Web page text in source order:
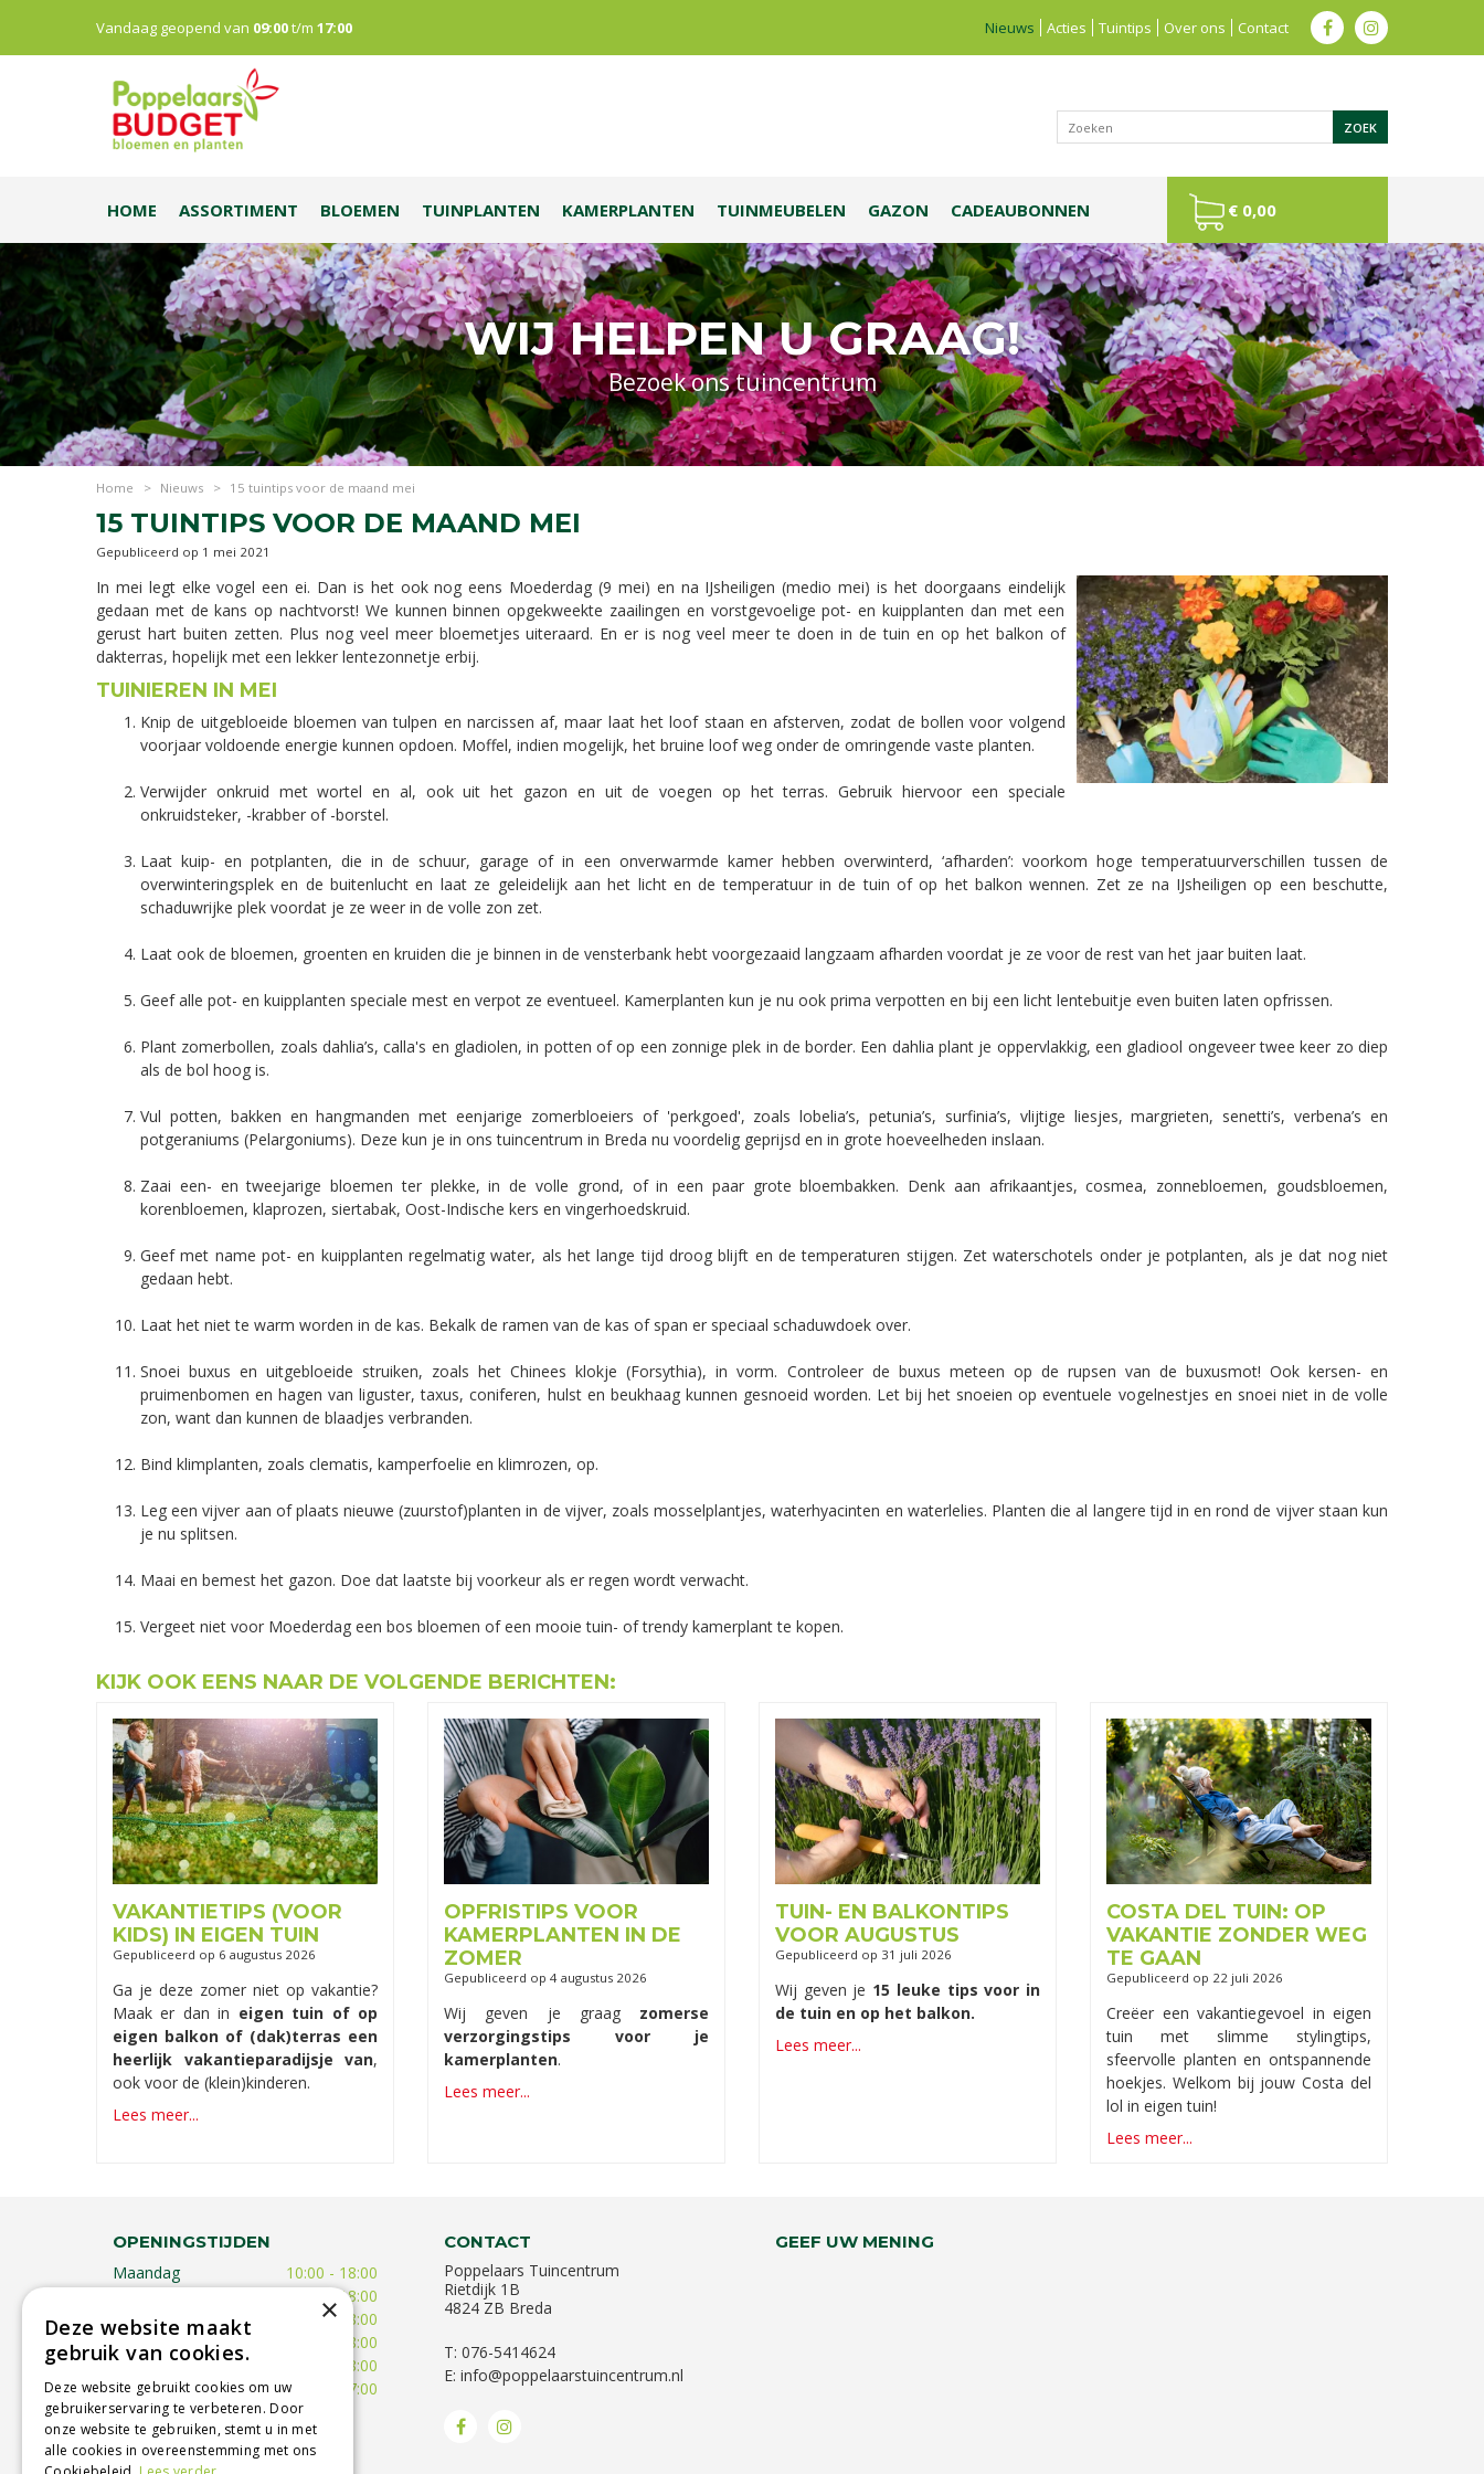
WIJ HELPEN U GRAAG!
Bezoek ons tuincentrum
Home > Nieuws > 15 tuintips voor de maand mei
Vandaag geopend van 09:00t/m 17:00 Nieuws Acties Tuintips Over ons Contact
HOME ASSORTIMENT BLOEMEN TUINPLANTEN KAMERPLANTEN TUINMEUBELEN GAZON CADEAUBONNEN € 0,00
15 TUINTIPS VOOR DE MAAND MEI
Gepubliceerd op 1 mei 2021
In mei legt elke vogel een ei. Dan is het ook nog eens Moederdag (9 mei) en na IJsheiligen (medio mei) is het doorgaans eindelijk
gedaan met de kans op nachtvorst! We kunnen binnen opgekweekte zaailingen en vorstgevoelige pot- en kuipplanten dan met een
gerust hart buiten zetten. Plus nog veel meer bloemetjes uiteraard. En er is nog veel meer te doen in de tuin en op het balkon of
dakterras, hopelijk met een lekker lentezonnetje erbij.
TUINIEREN IN MEI
Knip de uitgebloeide bloemen van tulpen en narcissen af, maar laat het loof staan en afsterven, zodat de bollen voor volgend
voorjaar voldoende energie kunnen opdoen. Moffel, indien mogelijk, het bruine loof weg onder de omringende vaste planten.
Verwijder onkruid met wortel en al, ook uit het gazon en uit de voegen op het terras. Gebruik hiervoor een speciale
onkruidsteker, -krabber of -borstel.
Laat kuip- en potplanten, die in de schuur, garage of in een onverwarmde kamer hebben overwinterd, ‘afharden’: voorkom hoge temperatuurverschillen tussen de
overwinteringsplek en de buitenlucht en laat ze geleidelijk aan het licht en de temperatuur in de tuin of op het balkon wennen. Zet ze na IJsheiligen op een beschutte,
schaduwrijke plek voordat je ze weer in de volle zon zet.
Laat ook de bloemen, groenten en kruiden die je binnen in de vensterbank hebt voorgezaaid langzaam afharden voordat je ze voor de rest van het jaar buiten laat.
Geef alle pot- en kuipplanten speciale mest en verpot ze eventueel. Kamerplanten kun je nu ook prima verpotten en bij een licht lentebuitje even buiten laten opfrissen.
Plant zomerbollen, zoals dahlia’s, calla's en gladiolen, in potten of op een zonnige plek in de border. Een dahlia plant je oppervlakkig, een gladiool ongeveer twee keer zo diep
als de bol hoog is.
Vul potten, bakken en hangmanden met eenjarige zomerbloeiers of 'perkgoed', zoals lobelia’s, petunia’s, surfinia’s, vlijtige liesjes, margrieten, senetti’s, verbena’s en
potgeraniums (Pelargoniums). Deze kun je in ons tuincentrum in Breda nu voordelig geprijsd en in grote hoeveelheden inslaan.
Zaai een- en tweejarige bloemen ter plekke, in de volle grond, of in een paar grote bloembakken. Denk aan afrikaantjes, cosmea, zonnebloemen, goudsbloemen,
korenbloemen, klaprozen, siertabak, Oost-Indische kers en vingerhoedskruid.
Geef met name pot- en kuipplanten regelmatig water, als het lange tijd droog blijft en de temperaturen stijgen. Zet waterschotels onder je potplanten, als je dat nog niet
gedaan hebt.
Laat het niet te warm worden in de kas. Bekalk de ramen van de kas of span er speciaal schaduwdoek over.
Snoei buxus en uitgebloeide struiken, zoals het Chinees klokje (Forsythia), in vorm. Controleer de buxus meteen op de rupsen van de buxusmot! Ook kersen- en
pruimenbomen en hagen van liguster, taxus, coniferen, hulst en beukhaag kunnen gesnoeid worden. Let bij het snoeien op eventuele vogelnestjes en snoei niet in de volle
zon, want dan kunnen de blaadjes verbranden.
Bind klimplanten, zoals clematis, kamperfoelie en klimrozen, op.
Leg een vijver aan of plaats nieuwe (zuurstof)planten in de vijver, zoals mosselplantjes, waterhyacinten en waterlelies. Planten die al langere tijd in en rond de vijver staan kun
je nu splitsen.
Maai en bemest het gazon. Doe dat laatste bij voorkeur als er regen wordt verwacht.
Vergeet niet voor Moederdag een bos bloemen of een mooie tuin- of trendy kamerplant te kopen.
KIJK OOK EENS NAAR DE VOLGENDE BERICHTEN:
VAKANTIETIPS (VOOR
KIDS) IN EIGEN TUIN
Gepubliceerd op 6 augustus 2026
Ga je deze zomer niet op vakantie?
Maak er dan in eigen tuin of op
eigen balkon of (dak)terras een
heerlijk vakantieparadijsje van,
ook voor de (klein)kinderen.
Lees meer...
OPFRISTIPS VOOR
KAMERPLANTEN IN DE
ZOMER
Gepubliceerd op 4 augustus 2026
Wij geven je graag zomerse
verzorgingstips voor je
kamerplanten.
Lees meer...
TUIN- EN BALKONTIPS
VOOR AUGUSTUS
Gepubliceerd op 31 juli 2026
Wij geven je 15 leuke tips voor in
de tuin en op het balkon.
Lees meer...
COSTA DEL TUIN: OP
VAKANTIE ZONDER WEG
TE GAAN
Gepubliceerd op 22 juli 2026
Creëer een vakantiegevoel in eigen
tuin met slimme stylingtips,
sfeervolle planten en ontspannende
hoekjes. Welkom bij jouw Costa del
lol in eigen tuin!
Lees meer...
OPENINGSTIJDEN
Maandag
10:00 - 18:00
09:30 - 18:00
Woensdag
09:30 - 18:00
Donderdag
09:30 - 18:00
Vrijdag
09:00 - 18:00
Zaterdag
09:00 - 17:00
Toon alle openingstijden
CONTACT
Poppelaars Tuincentrum
Rietdijk 1B
4824 ZB Breda
T: 076-5414624
E: info@poppelaarstuincentrum.nl
GEEF UW MENING
×
Deze website maakt
gebruik van cookies.
Deze website gebruikt cookies om uw
gebruikerservaring te verbeteren. Door
onze website te gebruiken, stemt u in met
alle cookies in overeenstemming met ons